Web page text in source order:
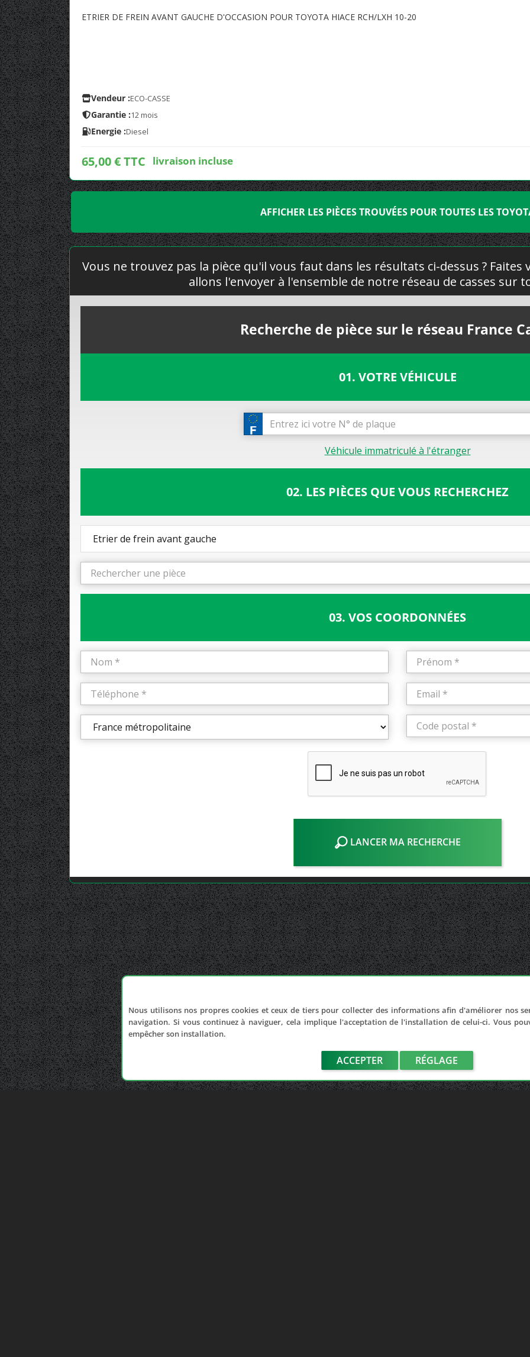
ETRIER DE FREIN AVANT GAUCHE D'OCCASION POUR TOYOTA HIACE RCH/LXH 10-20
Vendeur :ECO-CASSE
Garantie :12 mois
Energie :Diesel
65,00 € TTC livraison incluse
AFFICHER LES PIÈCES TROUVÉES POUR TOUTES LES
Vous ne trouvez pas la pièce qu'il vous faut dans les résultats ci-dessus ? Faites
allons l'envoyer à l'ensemble de notre réseau de casses sur
Recherche de pièce sur le réseau France
01. VOTRE VÉHICULE
Véhicule immatriculé à l'étranger
02. LES PIÈCES QUE VOUS RECHERCHEZ
Etrier de frein avant gauche
03. VOS COORDONNÉES
LANCER MA RECHERCHE
Nous utilisons nos propres cookies et ceux de tiers pour collecter des informations afin d'améliorer nos
navigation. Si vous continuez à naviguer, cela implique l'acceptation de l'installation de celui-ci. Vous
empêcher son installation.
ACCEPTER RÉGLAGE